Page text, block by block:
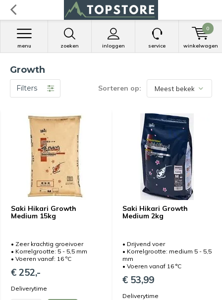
zoeken inloggen
menu service winkelwagen
0
Growth
Filters Sorteren op:
Saki Hikari Growth
Medium 15kg
• Zeer krachtig groeivoer
• Korrelgrootte: 5 - 5,5 mm
• Voeren vanaf: 16 ºC
€ 252,-
Deliverytime
Saki Hikari Growth
Medium 2kg
• Drijvend voer
• Korrelgrootte: medium 5 - 5,5
mm
• Voeren vanaf 16 °C
€ 53,99
Deliverytime